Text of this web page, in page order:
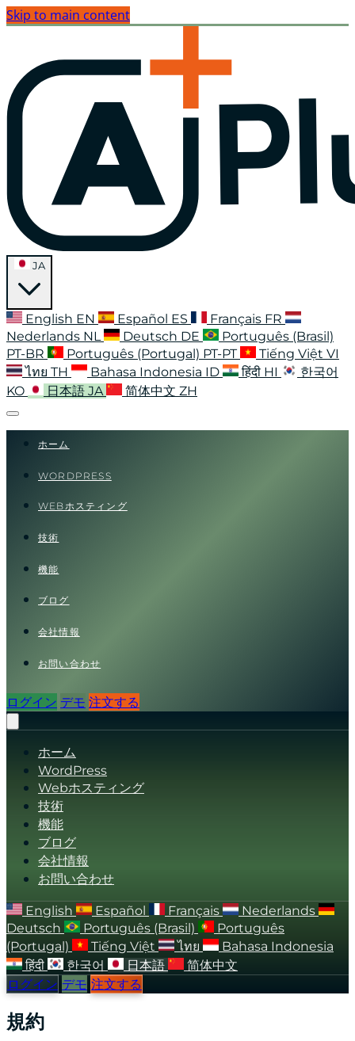
Skip to main content
JA
English EN Español ES Français FR
Nederlands NL Deutsch DE
Português (Brasil)
PT-BR
Português (Portugal) PT-PT Tiếng Việt VI
ไทย TH Bahasa Indonesia ID हिंदी HI
한국어
KO
日本語 JA 简体中文 ZH
ホーム
WORDPRESS
WEBホスティング
技術
機能
ブログ
会社情報
お問い合わせ
ログイン デモ 注文する
ホーム
WordPress
Webホスティング
技術
機能
ブログ
会社情報
お問い合わせ
English Español Français
Nederlands
Deutsch
Português (Brasil)
Português
(Portugal)
Tiếng Việt ไทย
Bahasa Indonesia
हिंदी
한국어 日本語 简体中文
ログイン デモ 注文する
規約